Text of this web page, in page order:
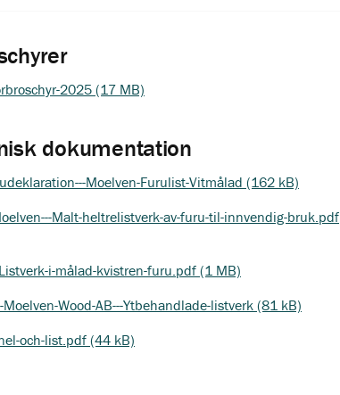
2025 (17 MB)
dokumentation
Moelven-Furulist-Vitmålad (162 kB)
Malt-heltrelistverk-av-furu-til-innvendig-bruk.pdf
i-målad-kvistren-furu.pdf (1 MB)
Moelven-Wood-AB---Ytbehandlade-listverk (81 kB)
och-list.pdf (44 kB)